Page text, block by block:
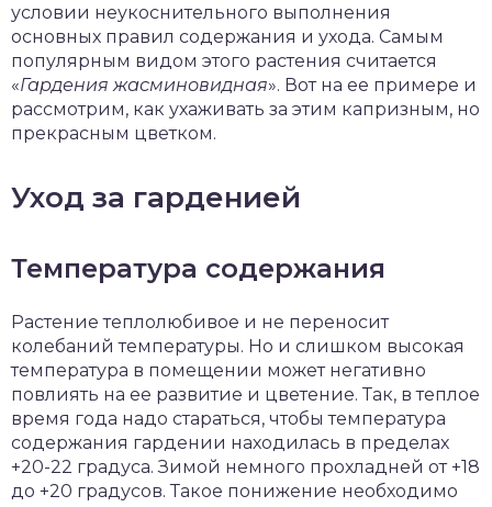
условии неукоснительного выполнения
основных правил содержания и ухода. Самым
популярным видом этого растения считается
«Гардения жасминовидная». Вот на ее примере и
рассмотрим, как ухаживать за этим капризным, но
прекрасным цветком.
Уход за гарденией
Температура содержания
Растение теплолюбивое и не переносит
колебаний температуры. Но и слишком высокая
температура в помещении может негативно
повлиять на ее развитие и цветение. Так, в теплое
время года надо стараться, чтобы температура
содержания гардении находилась в пределах
+20-22 градуса. Зимой немного прохладней от +18
до +20 градусов. Такое понижение необходимо